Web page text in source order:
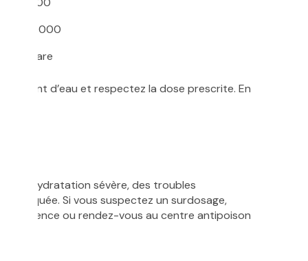
1 sur 1 000
Très rare
d’eau et respectez la dose prescrite. En
déshydratation sévère, des troubles
marquée. Si vous suspectez un surdosage,
d’urgence ou rendez-vous au centre antipoison